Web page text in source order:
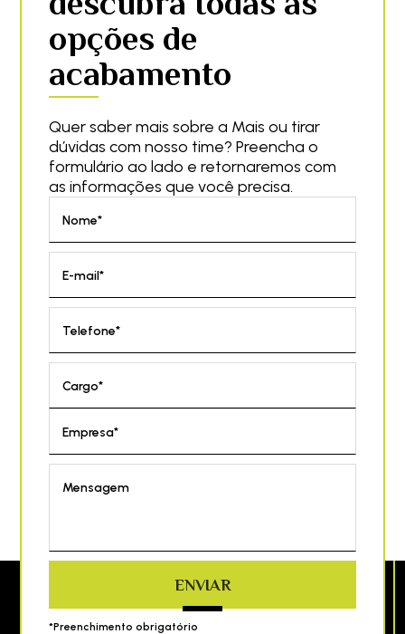
opções de
acabamento
Quer saber mais sobre a Mais ou tirar
dúvidas com nosso time? Preencha o
formulário ao lado e retornaremos com
as informações que você precisa.
Nome*
E-mail*
Telefone*
Cargo*
Empresa*
Mensagem
ENVIAR
*Preenchimento obrigatório